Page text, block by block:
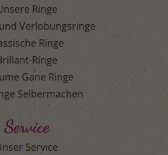
Ringe
Verlobungsringe
Ringe
Ringe
Gane Ringe
Selbermachen
Service
Service